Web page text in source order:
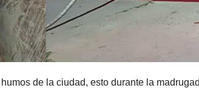
de la ciudad, esto durante la